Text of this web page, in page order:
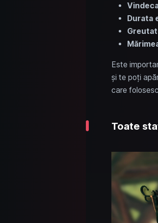
Durata
Este
și te poți
care
Toate